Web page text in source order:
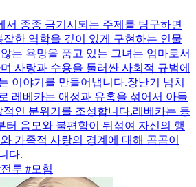
서 종종 금기시되는 주제를 탐구하면
한 역학을 깊이 있게 구현하는 인물
는 욕망을 품고 있는 그녀는 엄마로서
사랑과 수용을 둘러싼 사회적 규범에
이야기를 만들어냅니다.장난기 넘치
레베카는 애정과 유혹을 섞어서 아들
인 분위기를 조성합니다.레베카는 등
터 음모와 불편함이 뒤섞여 자신의 행
가족적 사랑의 경계에 대해 곰곰이
다.
투 #모험